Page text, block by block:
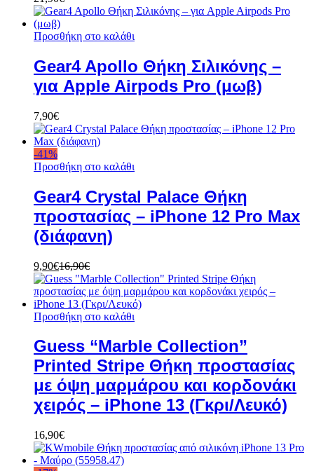
Προσθήκη στο καλάθι
Gear4 Apollo Θήκη Σιλικόνης –
για Apple Airpods Pro (μωβ)
7,90€
-41%
Προσθήκη στο καλάθι
Gear4 Crystal Palace Θήκη
προστασίας – iPhone 12 Pro Max
(διάφανη)
9,90€16,90€
Προσθήκη στο καλάθι
Guess “Marble Collection”
Printed Stripe Θήκη προστασίας
με όψη μαρμάρου και κορδονάκι
χειρός – iPhone 13 (Γκρι/Λευκό)
16,90€